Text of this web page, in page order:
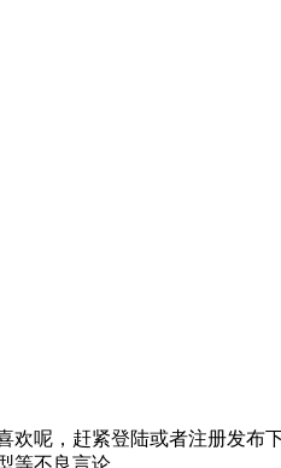
欢呢，赶紧登陆或者注册发布
等不良言论